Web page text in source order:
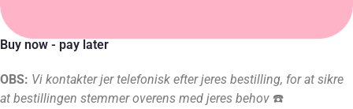
Buy now - pay later
OBS: Vi kontakter jer telefonisk efter jeres bestilling, for at sikre
at bestillingen stemmer overens med jeres behov ☎️